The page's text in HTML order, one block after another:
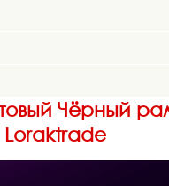
Чёрный
Loraktrade